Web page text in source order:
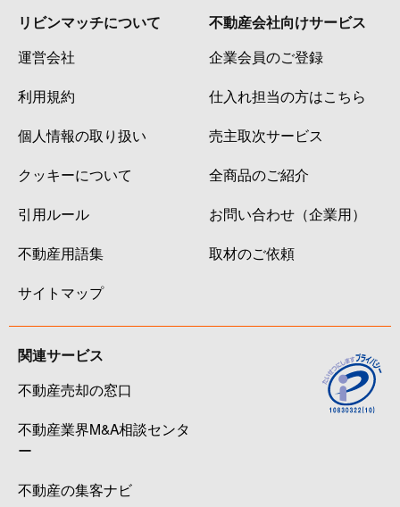
リビンマッチについて
運営会社
利用規約
個人情報の取り扱い
クッキーについて
引用ルール
不動産用語集
サイトマップ
不動産会社向けサービス
企業会員のご登録
仕入れ担当の方はこちら
売主取次サービス
全商品のご紹介
お問い合わせ（企業用）
取材のご依頼
関連サービス
不動産売却の窓口
不動産業界M&A相談センタ
ー
不動産の集客ナビ